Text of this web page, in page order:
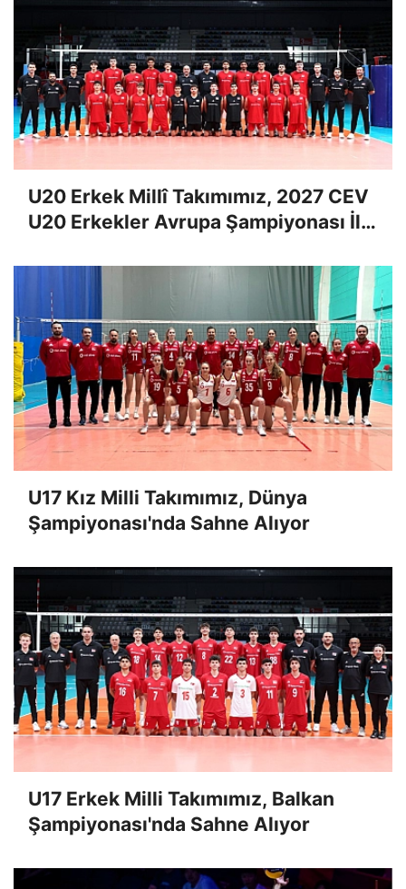
U20 Erkek Millî Takımımız, 2027 CEV
U20 Erkekler Avrupa Şampiyonası İlk
U17 Kız Milli Takımımız, Dünya
Şampiyonası'nda Sahne Alıyor
U17 Erkek Milli Takımımız, Balkan
Şampiyonası'nda Sahne Alıyor